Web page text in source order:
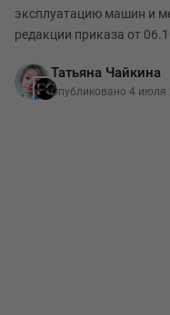
эксплуатацию машин и
редакции приказа от
дислокации машин и
Татьяна Чайкина
Опубликовано 4 июля